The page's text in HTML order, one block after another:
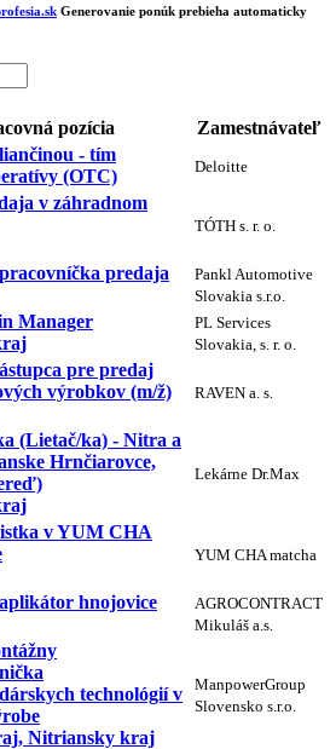
Generovanie ponúk prebieha automaticky
pozícia
Zamestnávateľ
- tím
(OTC)
Deloitte
v záhradnom
TÓTH s. r. o.
predaja
Pankl Automotive
Slovakia s.r.o.
Manager
PL Services
Slovakia, s. r. o.
pre predaj
výrobkov (m/ž)
RAVEN a. s.
(Lietač/ka) - Nitra a
Hrnčiarovce,
Lekárne Dr.Max
v YUM CHA
YUM CHA matcha
hnojovice
AGROCONTRACT
Mikuláš a.s.
technológií v
Nitriansky kraj
ManpowerGroup
Slovensko s.r.o.